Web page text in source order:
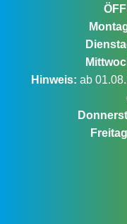
Hinweis: ab